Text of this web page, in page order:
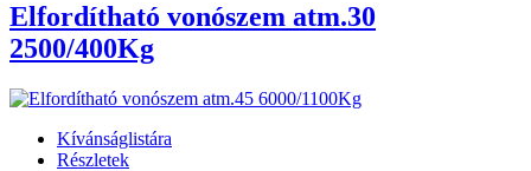
Elfordítható vonószem atm.30
2500/400Kg
Kívánságlistára
Részletek